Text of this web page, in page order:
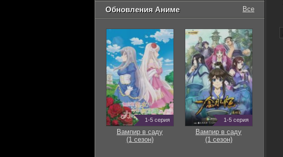
Обновления Аниме Все
1-5 серия
Вампир в саду
(1 сезон)
1-5 серия
Вампир в саду
(1 сезон)